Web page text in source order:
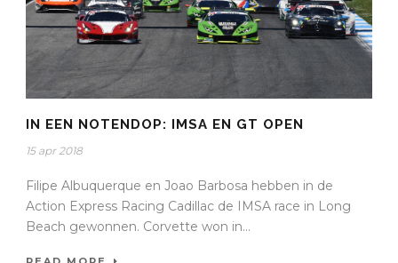
IN EEN NOTENDOP: IMSA EN GT OPEN
15 apr 2018
Filipe Albuquerque en Joao Barbosa hebben in de
Action Express Racing Cadillac de IMSA race in Long
Beach gewonnen. Corvette won in...